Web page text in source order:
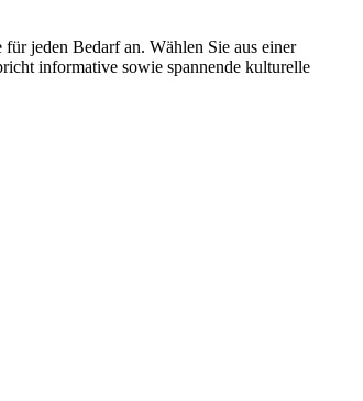
jeden Bedarf an. Wählen Sie aus einer
informative sowie spannende kulturelle